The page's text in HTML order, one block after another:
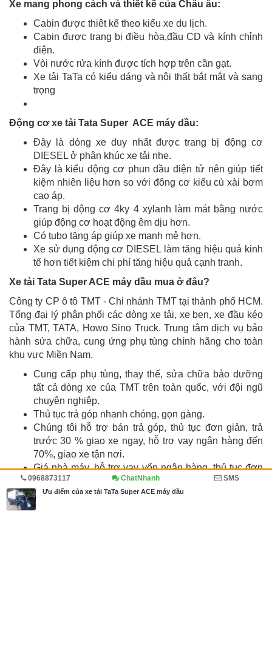
Xe mang phong cách và thiết kế của Châu âu:
Cabin được thiêt kế theo kiểu xe du lịch.
Cabin được trang bị điều hòa,đầu CD và kính chỉnh
điện.
Vòi nước rửa kính được tích hợp trên cần gạt.
Xe tải TaTa có kiểu dáng và nội thất bắt mắt và sang
trọng
Động cơ xe tải Tata Super ACE máy dầu:
Đây là dòng xe duy nhất được trang bị động cơ
DIESEL ở phân khúc xe tải nhẹ.
Đây là kiểu động cơ phun dầu điện tử nên giúp tiết
kiệm nhiên liệu hơn so với đông cơ kiểu củ xài bơm
cao áp.
Trang bị động cơ 4ky 4 xylanh làm mát bằng nước
giúp động cơ hoạt động êm dịu hơn.
Có tubo tăng áp giúp xe mạnh mẻ hơn.
Xe sử dụng động cơ DIESEL làm tăng hiệu quả kinh
tế hơn tiết kiệm chi phí tăng hiệu quả cạnh tranh.
Xe tải Tata Super ACE máy dầu mua ở đâu?
Công ty CP ô tô TMT - Chi nhánh TMT tại thành phố HCM.
Tổng đại lý phân phối các dòng xe tải, xe ben, xe đầu kéo
của TMT, TATA, Howo Sino Truck. Trung tâm dịch vụ bảo
hành sửa chữa, cung ứng phụ tùng chính hãng cho toàn
khu vực Miền Nam.
Cung cấp phụ tùng, thay thế, sửa chữa bảo dưỡng
tất cả dòng xe của TMT trên toàn quốc, với đội ngũ
chuyên nghiệp.
Thủ tục trả góp nhanh chóng, gọn gàng.
Chúng tôi hỗ trợ bán trả góp, thủ tục đơn giản, trả
trước 30 % giao xe ngay, hỗ trợ vay ngân hàng đến
70%, giao xe tận nơi.
Giá nhà máy, hỗ trợ vay vốn ngân hàng, thủ tục đơn
giản.
Lê Quang Đồng
chạy, tiêu điểm.
0968873117 ChatNhanh SMS
Ưu điểm của xe tải TaTa Super ACE máy dầu